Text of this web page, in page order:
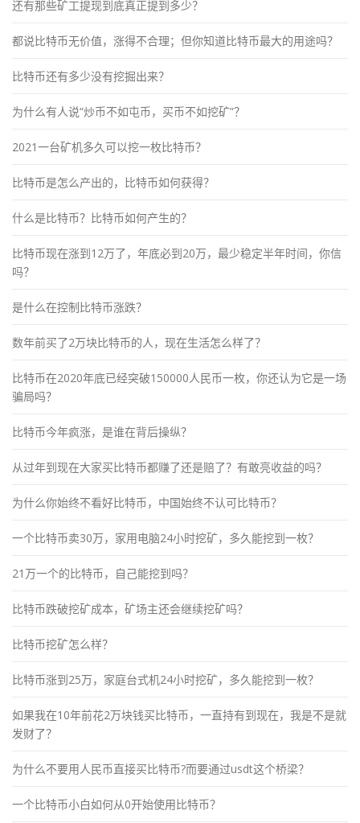
还有那些矿工提现到底真正提到多少？
都说比特币无价值，涨得不合理；但你知道比特币最大的用途吗？
比特币还有多少没有挖掘出来？
为什么有人说“炒币不如屯币，买币不如挖矿”？
2021一台矿机多久可以挖一枚比特币？
比特币是怎么产出的，比特币如何获得？
什么是比特币？比特币如何产生的？
比特币现在涨到12万了，年底必到20万，最少稳定半年时间，你信
吗？
是什么在控制比特币涨跌？
数年前买了2万块比特币的人，现在生活怎么样了？
比特币在2020年底已经突破150000人民币一枚，你还认为它是一场
骗局吗？
比特币今年疯涨，是谁在背后操纵？
从过年到现在大家买比特币都赚了还是赔了？有敢亮收益的吗？
为什么你始终不看好比特币，中国始终不认可比特币？
一个比特币卖30万，家用电脑24小时挖矿，多久能挖到一枚？
21万一个的比特币，自己能挖到吗？
比特币跌破挖矿成本，矿场主还会继续挖矿吗？
比特币挖矿怎么样？
比特币涨到25万，家庭台式机24小时挖矿，多久能挖到一枚？
如果我在10年前花2万块钱买比特币，一直持有到现在，我是不是就
发财了？
为什么不要用人民币直接买比特币?而要通过usdt这个桥梁？
一个比特币小白如何从0开始使用比特币？